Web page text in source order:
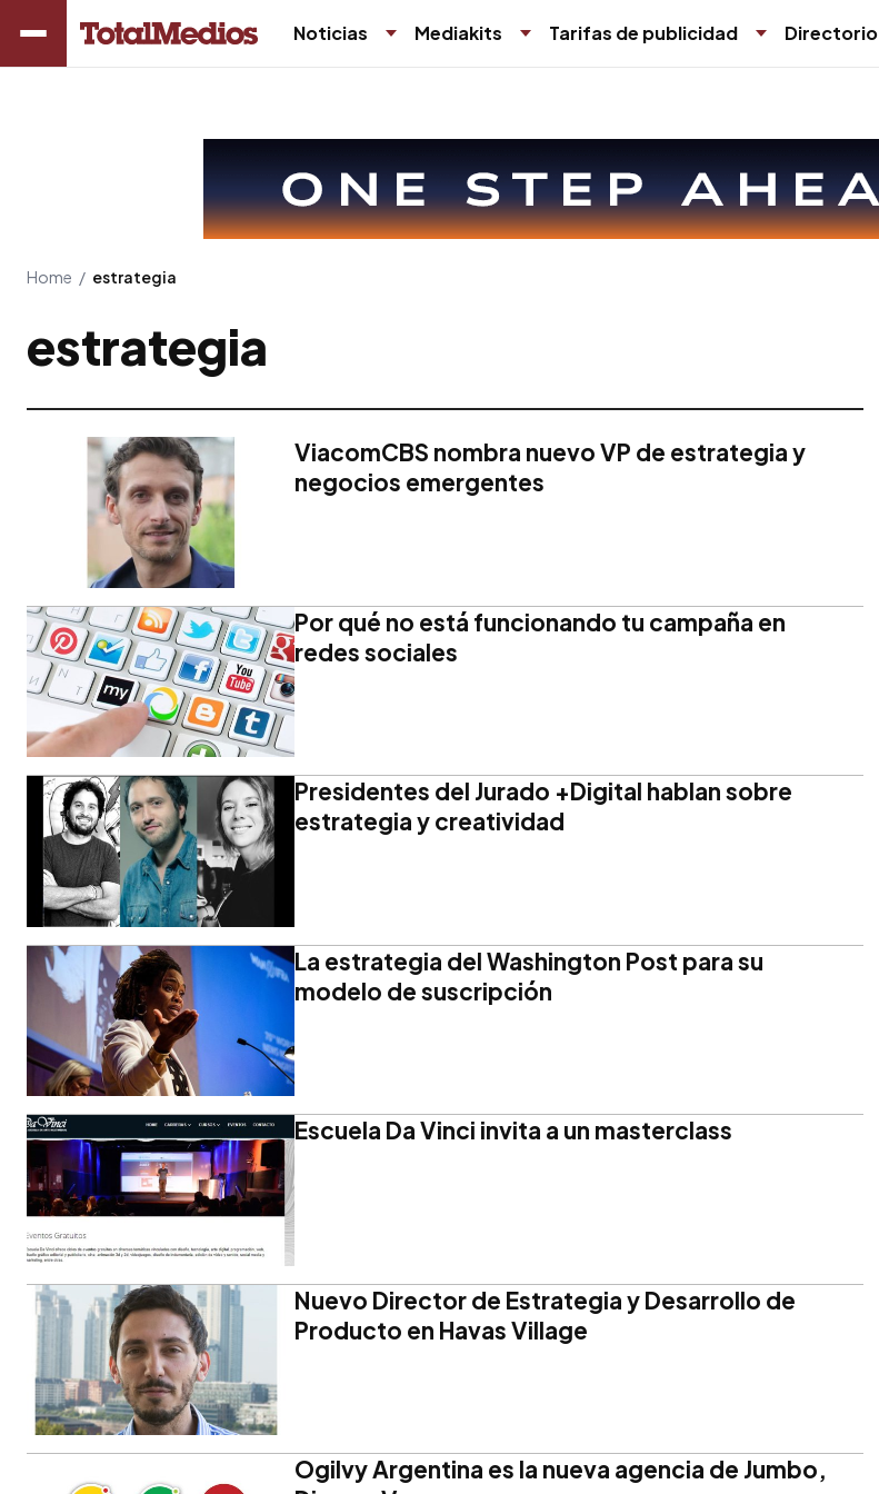
Noticias Mediakits Tarifas de publicidad Directorio
Home / estrategia
estrategia
ViacomCBS nombra nuevo VP de estrategia y
negocios emergentes
Por qué no está funcionando tu campaña en
redes sociales
Presidentes del Jurado +Digital hablan sobre
estrategia y creatividad
La estrategia del Washington Post para su
modelo de suscripción
Escuela Da Vinci invita a un masterclass
Nuevo Director de Estrategia y Desarrollo de
Producto en Havas Village
Ogilvy Argentina es la nueva agencia de Jumbo,